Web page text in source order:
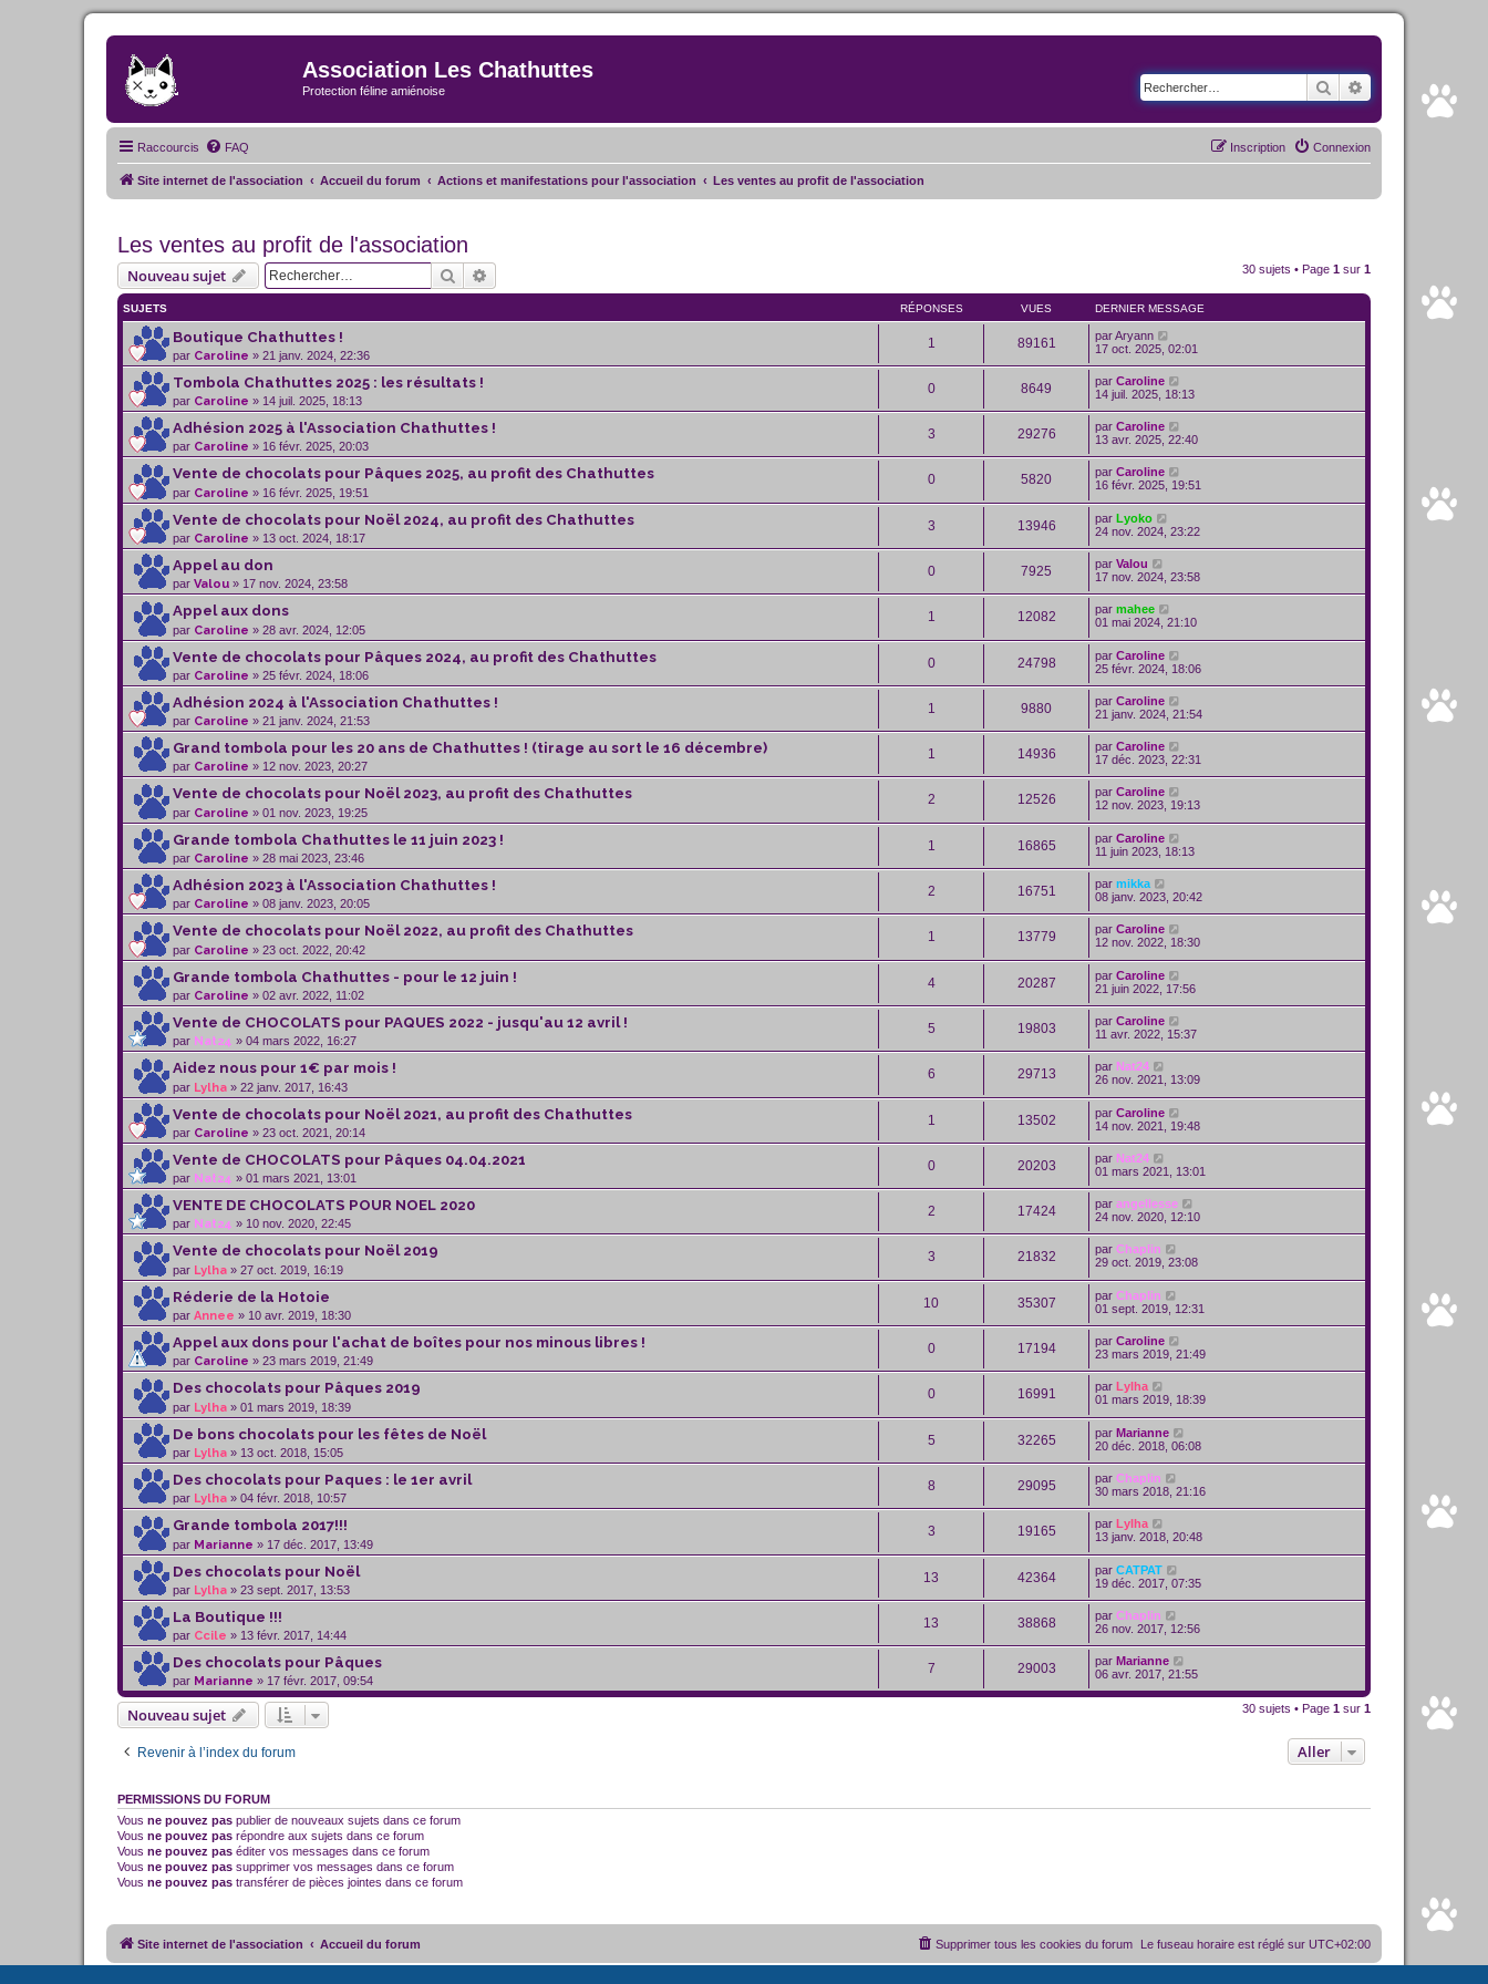
Association Les Chathuttes
Protection féline amiénoise RechercherRecherche
Raccourcis FAQ Connexion
Inscription
Site internet de l'association Accueil du forum Actions et manifestations pour l'association Les ventes au profit de l'association
Les ventes au profit de l'association
Nouveau sujet Rechercher 30 sujets • Page 1 sur 1
SUJETS RÉPONSES VUES DERNIER MESSAGE
Boutique Chathuttes !
par Caroline » 21 janv. 2024, 22:36
1 89161 parAryann
17 oct. 2025, 02:01
Tombola Chathuttes 2025 : les résultats !
par Caroline » 14 juil. 2025, 18:13
0 8649 par Caroline
14 juil. 2025, 18:13
Adhésion 2025 à l'Association Chathuttes !
par Caroline » 16 févr. 2025, 20:03
3 29276 par Caroline
13 avr. 2025, 22:40
Vente de chocolats pour Pâques 2025, au profit des Chathuttes
par Caroline » 16 févr. 2025, 19:51
0 5820 par Caroline
16 févr. 2025, 19:51
Vente de chocolats pour Noël 2024, au profit des Chathuttes
par Caroline » 13 oct. 2024, 18:17
3 13946 par Lyoko
24 nov. 2024, 23:22
Appel au don
par Valou » 17 nov. 2024, 23:58
0 7925 par Valou
17 nov. 2024, 23:58
Appel aux dons
par Caroline » 28 avr. 2024, 12:05
1 12082 par mahee
01 mai 2024, 21:10
Vente de chocolats pour Pâques 2024, au profit des Chathuttes
par Caroline » 25 févr. 2024, 18:06
0 24798 par Caroline
25 févr. 2024, 18:06
Adhésion 2024 à l'Association Chathuttes !
par Caroline » 21 janv. 2024, 21:53
1 9880 par Caroline
21 janv. 2024, 21:54
Grand tombola pour les 20 ans de Chathuttes ! (tirage au sort le 16 décembre)
par Caroline » 12 nov. 2023, 20:27
1 14936 par Caroline
17 déc. 2023, 22:31
Vente de chocolats pour Noël 2023, au profit des Chathuttes
par Caroline » 01 nov. 2023, 19:25
2 12526 par Caroline
12 nov. 2023, 19:13
Grande tombola Chathuttes le 11 juin 2023 !
par Caroline » 28 mai 2023, 23:46
1 16865 par Caroline
11 juin 2023, 18:13
Adhésion 2023 à l'Association Chathuttes !
par Caroline » 08 janv. 2023, 20:05
2 16751 par mikka
08 janv. 2023, 20:42
Vente de chocolats pour Noël 2022, au profit des Chathuttes
par Caroline » 23 oct. 2022, 20:42
1 13779 par Caroline
12 nov. 2022, 18:30
Grande tombola Chathuttes - pour le 12 juin !
par Caroline » 02 avr. 2022, 11:02
4 20287 par Caroline
21 juin 2022, 17:56
Vente de CHOCOLATS pour PAQUES 2022 - jusqu'au 12 avril !
par Nat24 » 04 mars 2022, 16:27
5 19803 par Caroline
11 avr. 2022, 15:37
Aidez nous pour 1€ par mois !
par Lylha » 22 janv. 2017, 16:43
6 29713 par Nat24
26 nov. 2021, 13:09
Vente de chocolats pour Noël 2021, au profit des Chathuttes
par Caroline » 23 oct. 2021, 20:14
1 13502 par Caroline
14 nov. 2021, 19:48
Vente de CHOCOLATS pour Pâques 04.04.2021
par Nat24 » 01 mars 2021, 13:01
0 20203 par Nat24
01 mars 2021, 13:01
VENTE DE CHOCOLATS POUR NOEL 2020
par Nat24 » 10 nov. 2020, 22:45
2 17424 par angellesse
24 nov. 2020, 12:10
Vente de chocolats pour Noël 2019
par Lylha » 27 oct. 2019, 16:19
3 21832 par Chaplin
29 oct. 2019, 23:08
Réderie de la Hotoie
par Annee » 10 avr. 2019, 18:30
10 35307 par Chaplin
01 sept. 2019, 12:31
Appel aux dons pour l'achat de boîtes pour nos minous libres !
par Caroline » 23 mars 2019, 21:49
0 17194 par Caroline
23 mars 2019, 21:49
Des chocolats pour Pâques 2019
par Lylha » 01 mars 2019, 18:39
0 16991 par Lylha
01 mars 2019, 18:39
De bons chocolats pour les fêtes de Noël
par Lylha » 13 oct. 2018, 15:05
5 32265 par Marianne
20 déc. 2018, 06:08
Des chocolats pour Paques : le 1er avril
par Lylha » 04 févr. 2018, 10:57
8 29095 par Chaplin
30 mars 2018, 21:16
Grande tombola 2017!!!
par Marianne » 17 déc. 2017, 13:49
3 19165 par Lylha
13 janv. 2018, 20:48
Des chocolats pour Noël
par Lylha » 23 sept. 2017, 13:53
13 42364 par CATPAT
19 déc. 2017, 07:35
La Boutique !!!
par Ccile » 13 févr. 2017, 14:44
13 38868 par Chaplin
26 nov. 2017, 12:56
Des chocolats pour Pâques
par Marianne » 17 févr. 2017, 09:54
7 29003 par Marianne
06 avr. 2017, 21:55
Nouveau sujet 30 sujets • Page 1 sur 1
Revenir à l’index du forum Aller
PERMISSIONS DU FORUM
Vous ne pouvez pas publier de nouveaux sujets dans ce forum
Vous ne pouvez pas répondre aux sujets dans ce forum
Vous ne pouvez pas éditer vos messages dans ce forum
Vous ne pouvez pas supprimer vos messages dans ce forum
Vous ne pouvez pas transférer de pièces jointes dans ce forum
Site internet de l'association Accueil du forum Le fuseau horaire est réglé sur UTC+02:00
Supprimer tous les cookies du forum